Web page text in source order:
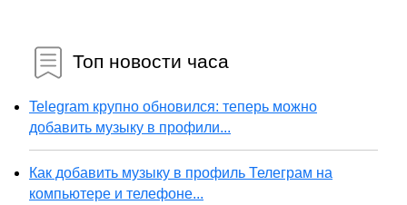
Топ новости часа
Telegram крупно обновился: теперь можно
добавить музыку в профили...
Как добавить музыку в профиль Телеграм на
компьютере и телефоне...